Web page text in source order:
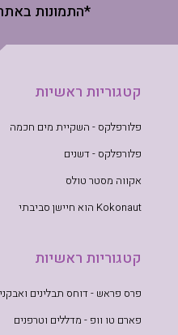
*התמונות
קטגוריות ראשיות
פלורפלקס - השקיית מים חכמה
פלורפלקס - דשנים
אקווה מסטר טולס
Kokonaut הוא חיישן סביבתי
קטגוריות ראשיות
פרס פראש - דוחס תבלינים
פארם טו וופ - מדללים וטרפנים